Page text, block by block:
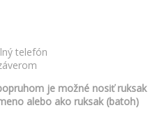
telefón
je možné nosiť ruksak
alebo ako ruksak (batoh)